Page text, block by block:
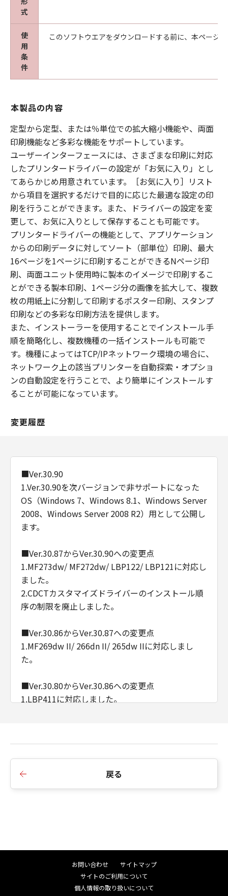
式
使
用
条
件
このソフトウエアをダウンロードする前に、本ページ
本製品の内容
定型から定型、または％単位での拡大縮小機能や、両面
印刷機能など多彩な機能をサポートしています。
ユーザーインターフェースには、さまざまな印刷に対応
したプリンタードライバーの設定が「お気に入り」とし
てあらかじめ用意されています。［お気に入り］リスト
から項目を選択するだけで目的に応じた最適な設定の印
刷を行うことができます。また、ドライバーの設定を変
更して、お気に入りとして保存することも可能です。
プリンタードライバーの機能として、アプリケーション
からの印刷データに対してソート（部単位）印刷、最大
16ページを1ページに印刷することができるNページ印
刷、両面ユニット使用時に製本のイメージで印刷するこ
とができる製本印刷、1ページ分の画像を拡大して、複数
枚の用紙上に分割して印刷するポスター印刷、スタンプ
印刷などの多彩な印刷方法を提供します。
また、インストーラーを使用することでインストール手
順を簡略化し、複数機種の一括インストールも可能で
す。機種によってはTCP/IPネットワーク環境の場合に、
ネットワーク上の該当プリンターを自動探索・オプショ
ンの自動設定を行うことで、より簡単にインストールす
ることが可能になっています。
変更履歴
■Ver.30.90
1.Ver.30.90を次バージョンで非サポートになった
OS（Windows 7、Windows 8.1、Windows Server
2008、Windows Server 2008 R2）用として公開し
ます。
■Ver.30.87からVer.30.90への変更点
1.MF273dw/ MF272dw/ LBP122/ LBP121に対応し
ました。
2.CDCTカスタマイズドライバーのインストール順
序の制限を廃止しました。
■Ver.30.86からVer.30.87への変更点
1.MF269dw II/ 266dn II/ 265dw IIに対応しまし
た。
■Ver.30.80からVer.30.86への変更点
1.LBP411に対応しました。
1.MF753Cdw/ MF751Cdw、LBP671Cに対応しまし
た。
■Ver.30.60からVer.30.70への変更点
1.MF656Cdw/ MF654Cdw、MF457dwに対応しま
戻る
お問い合わせ
サイトマップ
サイトのご利用について
個人情報の取り扱いについて